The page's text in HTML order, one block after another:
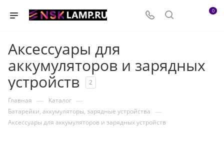
0
Аксессуары для
аккумуляторов и зарядных
устройств
2
Главная — Каталог —
Батарейки, аккумуляторы, зарядные устройства —
Аксессуары для аккумуляторов и зарядных устройств